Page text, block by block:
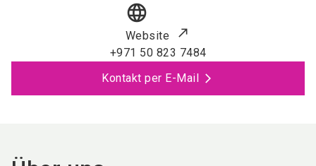
language
Website
+971 50 823 7484
Kontakt per E-Mail